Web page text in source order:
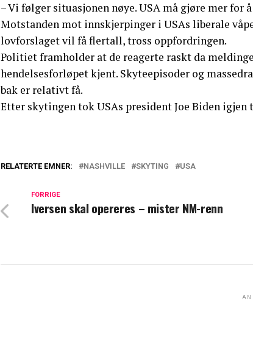
– Vi følger situasjonen nøye. USA må gjøre mer for
Motstanden mot innskjerpinger i USAs liberale
lovforslaget vil få flertall, tross oppfordringen.
Politiet framholder at de reagerte raskt da
hendelsesforløpet kjent. Skyteepisoder og
bak er relativt få.
Etter skytingen tok USAs president Joe Biden
RELATERTE EMNER: NASHVILLE SKYTING USA
FORRIGE
Iversen skal opereres – mister NM-renn